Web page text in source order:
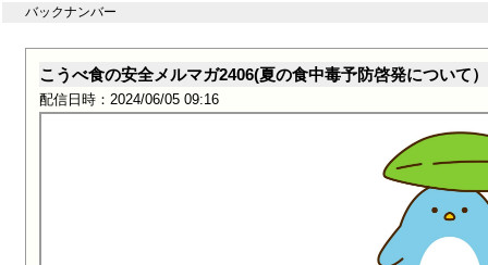
バックナンバー
こうべ食の安全メルマガ2406(夏の食中毒予防啓発について）
配信日時：2024/06/05 09:16